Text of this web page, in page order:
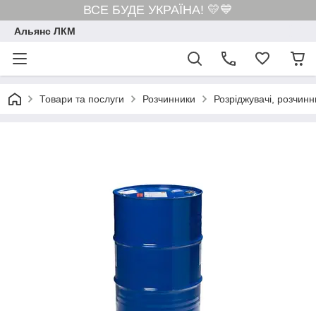
ВСЕ БУДЕ УКРАЇНА! 💛💙
Альянс ЛКМ
Товари та послуги Розчинники Розріджувачі,